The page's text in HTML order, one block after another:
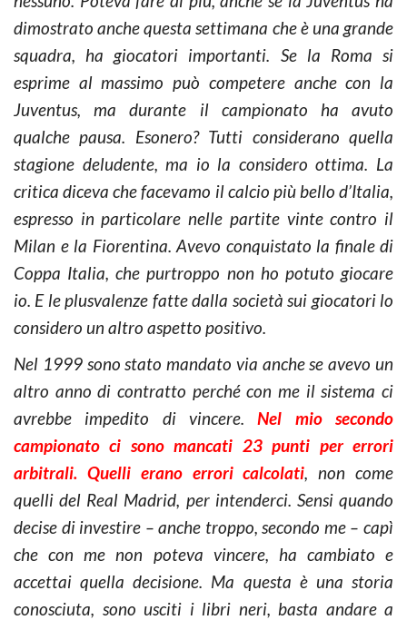
dimostrato anche questa settimana che è una grande
squadra, ha giocatori importanti. Se la Roma si
esprime al massimo può competere anche con la
Juventus, ma durante il campionato ha avuto
qualche pausa. Esonero? Tutti considerano quella
stagione deludente, ma io la considero ottima. La
critica diceva che facevamo il calcio più bello d’Italia,
espresso in particolare nelle partite vinte contro il
Milan e la Fiorentina. Avevo conquistato la finale di
Coppa Italia, che purtroppo non ho potuto giocare
io. E le plusvalenze fatte dalla società sui giocatori lo
considero un altro aspetto positivo.
Nel 1999 sono stato mandato via anche se avevo un
altro anno di contratto perché con me il sistema ci
avrebbe impedito di vincere. Nel mio secondo
campionato ci sono mancati 23 punti per errori
arbitrali. Quelli erano errori calcolati, non come
quelli del Real Madrid, per intenderci. Sensi quando
decise di investire – anche troppo, secondo me – capì
che con me non poteva vincere, ha cambiato e
accettai quella decisione. Ma questa è una storia
conosciuta, sono usciti i libri neri, basta andare a